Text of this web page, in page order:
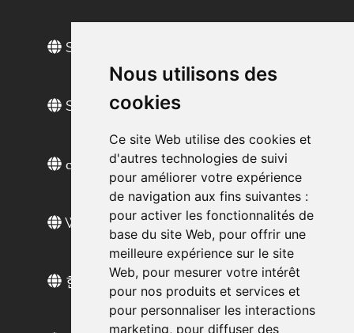
Nous utilisons des
cookies
Ce site Web utilise des cookies et
d'autres technologies de suivi
pour améliorer votre expérience
de navigation aux fins suivantes :
pour activer les fonctionnalités de
base du site Web, pour offrir une
meilleure expérience sur le site
Web, pour mesurer votre intérêt
pour nos produits et services et
pour personnaliser les interactions
marketing, pour diffuser des
Site in Englisch
Sitio web en español
сайт на русском
Web sitesi türkçe
한국 웹 사이트